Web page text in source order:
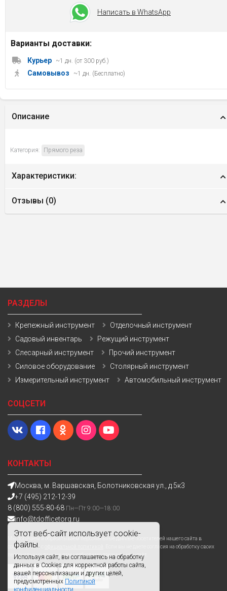
Этот веб-сайт использует cookie-
файлы.
Используя сайт, вы соглашаетесь на обработку
данных в Cookies для корректной работы сайта,
вашей персонализации и других целей,
предусмотренных Политикой
конфиденциальности.
Написать в WhatsApp
Варианты доставки:
Курьер ~1 дн. (от 300 руб.)
Самовывоз ~1 дн. (Бесплатно)
Описание
Категория: Прямого реза
Характеристики:
Отзывы (0)
КОНТАКТЫ
Москва, м. Варшавская, Болотниковская ул., д.5к3
+7 (495) 212-12-39
8 (800) 555-80-68 Пн—Пт 9:00—18:00
info@tdofficetorg.ru
Мы получаем и обрабатываем персональные данные посетителей нашего сайта в
соответствии с
. Если вы не даете согласия на обработку своих
персональных данных,вам необходимо покинуть наш сайт.
РАЗДЕЛЫ
Крепежный инструмент
Отделочный инструмент
Садовый инвентарь
Режущий инструмент
Слесарный инструмент
Прочий инструмент
Силовое оборудование
Столярный инструмент
Измерительный инструмент
Автомобильный инструмент
СОЦСЕТИ